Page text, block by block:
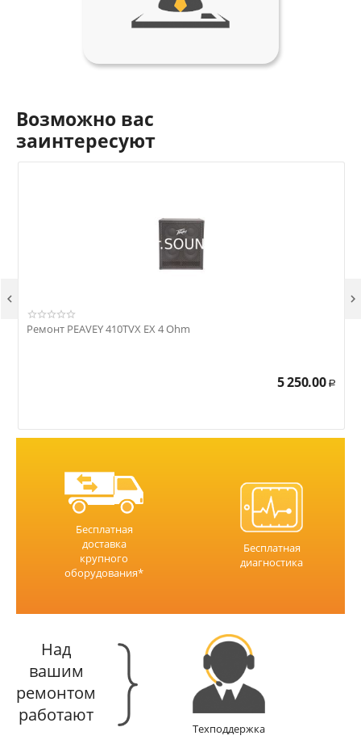
Возможно вас
заинтересуют
Ремонт PEAVEY 410TVX EX 4 Ohm
5 250.00 Р
 
Бесплатная
доставка
крупного
оборудования*
Бесплатная
диагностика
Над
вашим
ремонтом
работают
Техподдержка